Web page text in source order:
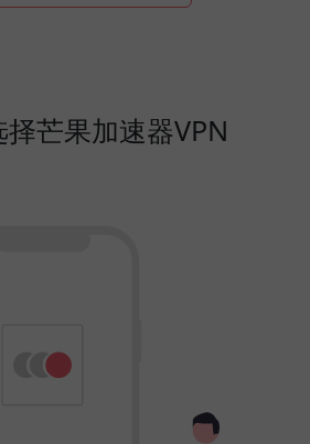
芒果加速器VPN